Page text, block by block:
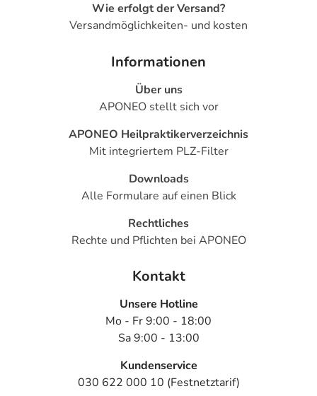
Für die Information an dieser Stelle werden vor allem
einem von 1.000 behandelten Patienten auftreten.
Erwachsene
2-3
Schizophrenie -
Erwachsene 3 Tabletten
Anwendungshinweise
Wie erfolgt der Versand?
Versandmöglichkeiten- und kosten
Informationen
Über uns
APONEO stellt sich vor
APONEO Heilpraktikerverzeichnis
Mit integriertem PLZ-Filter
Downloads
Alle Formulare auf einen Blick
Rechtliches
Rechte und Pflichten bei APONEO
Kontakt
Unsere Hotline
Mo - Fr 9:00 - 18:00
Sa 9:00 - 13:00
Kundenservice
030 622 000 10 (Festnetztarif)